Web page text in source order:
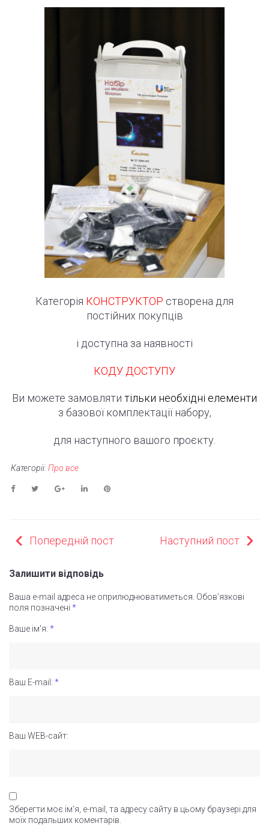
Категорія КОНСТРУКТОР створена для
постійних покупців
і доступна за наявності
КОДУ ДОСТУПУ
Ви можете замовляти тільки необхідні елементи
з базової комплектації набору,
для наступного вашого проєкту.
Категорії:Про все
FacebookTwitter Google+ LinkedIn
НАВІГАЦІЯ
Попередній пост Наступний пост
Залишити відповідь
Ваша e-mail адреса не оприлюднюватиметься. Обов’язкові
поля позначені *
Ваше ім'я: *
Ваш E-mail: *
Ваш WEB-сайт:
Зберегти моє ім'я, e-mail, та адресу сайту в цьому браузері для
моїх подальших коментарів.